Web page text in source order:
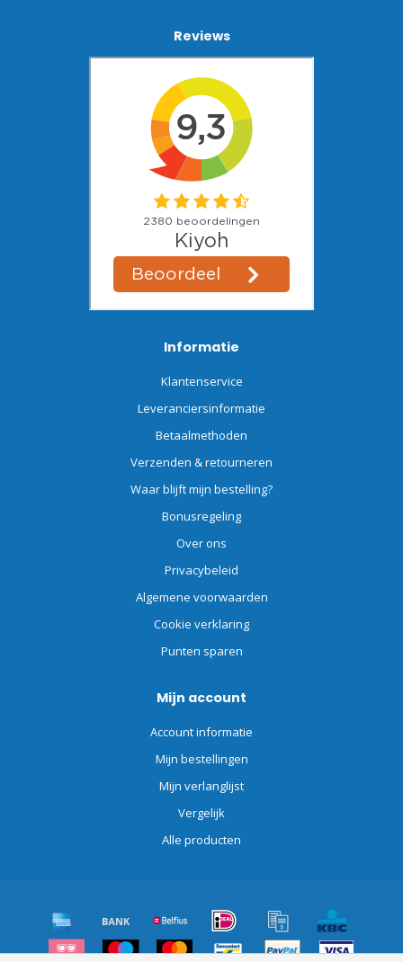
Reviews
Informatie
Klantenservice
Leveranciersinformatie
Betaalmethoden
Verzenden & retourneren
Waar blijft mijn bestelling?
Bonusregeling
Over ons
Privacybeleid
Algemene voorwaarden
Cookie verklaring
Punten sparen
Mijn account
Account informatie
Mijn bestellingen
Mijn verlanglijst
Vergelijk
Alle producten